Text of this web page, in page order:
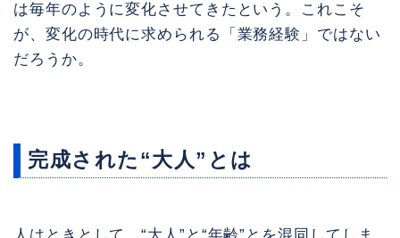
は毎年のように変化させてきたという。これこそ
が、変化の時代に求められる「業務経験」ではない
だろうか。
完成された“大人”とは